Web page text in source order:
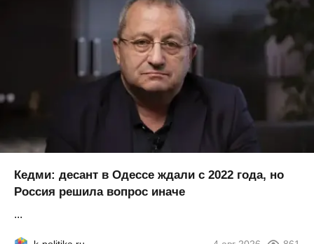
Кедми: десант в Одессе ждали с 2022 года, но
Россия решила вопрос иначе
...